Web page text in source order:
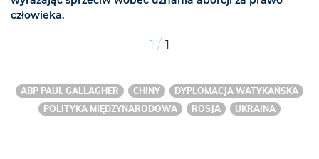
człowieka.
1 / 1
ABP PAUL GALLAGHER CHINY
DYPLOMACJA WATYKAŃSKA
POLITYKA MIĘDZYNARODOWA
ROSJA UKRAINA